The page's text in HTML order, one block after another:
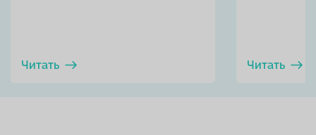
Читать Читать